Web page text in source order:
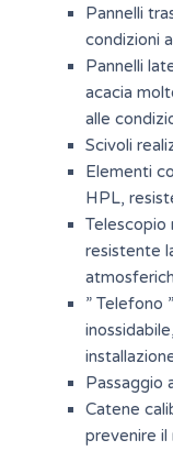
Pannelli
condizioni
Pannelli
acacia
alle
Scivoli
Elementi
HPL,
Telescopio
resistente
” Telefono
Passaggio
Catene
prevenire il